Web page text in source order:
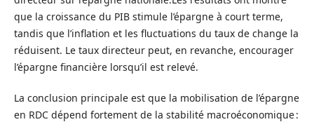
que la croissance du PIB stimule l’épargne à court terme,
tandis que l’inflation et les fluctuations du taux de change la
réduisent. Le taux directeur peut, en revanche, encourager
l’épargne financière lorsqu’il est relevé.
La conclusion principale est que la mobilisation de l’épargne
en RDC dépend fortement de la stabilité macroéconomique :